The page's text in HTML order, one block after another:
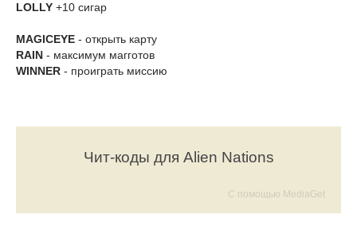
LOLLY +10 сигар
MAGICEYE - открыть карту
RAIN - максимум магготов
WINNER - проиграть миссию
Чит-коды для Alien Nations
С помощью MediaGet